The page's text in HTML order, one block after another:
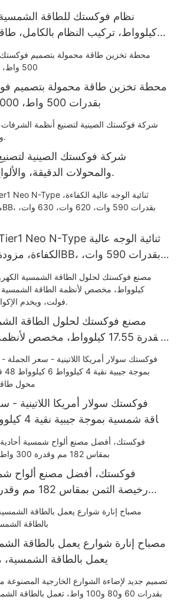
كيلوواط، تركيب النظام بالكامل،
عن الشبكة، محول طاقة، بطارية ليثيوم
محطة تخزين طاقة محمولة بتصميم
بقدرات 500 واط، 1000 واط، 1500 واط
شركة فوكستك الصينية
والمحولات الدقيقة، والألواح الشمسية المرنة.
620 وات، 630 وات، و650 وات.
مصنع فوكستك لحلول الطاقة
بقدرة 17.55 كيلوواط، مخصص
خارج الشبكة بجهد 120
فوكستك سولار أمريكا اللاتينية
فولت 120/240 فولت
فوكستك، أفضل مصنع ألواح
مصباح إنارة شوارع يعمل بالطاقة
يعمل بالطاقة الشمسية،